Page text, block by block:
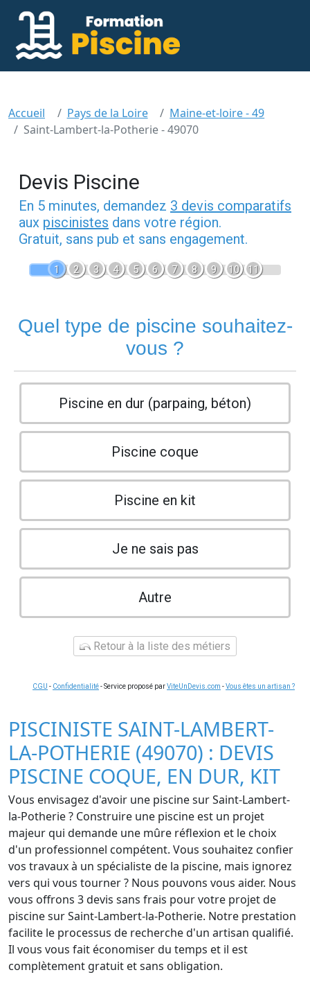
Accueil Pays de la Loire
Maine-et-loire - 49
Saint-Lambert-la-Potherie - 49070
Devis Piscine
En 5 minutes, demandez 3 devis comparatifs
aux piscinistes dans votre région.
Gratuit, sans pub et sans engagement.
1 2 3 4 5 6 7 8 9 10 11
Quel type de piscine souhaitez-
vous ?
Piscine en dur (parpaing, béton)
Piscine coque
Piscine en kit
Je ne sais pas
Autre
Retour à la liste des métiers
CGU - Confidentialité- Service proposé parViteUnDevis.com -Vous êtes un artisan ?
PISCINISTE SAINT-LAMBERT-
LA-POTHERIE (49070) : DEVIS
PISCINE COQUE, EN DUR, KIT
Vous envisagez d'avoir une piscine sur Saint-Lambert-
la-Potherie ? Construire une piscine est un projet
majeur qui demande une mûre réflexion et le choix
d'un professionnel compétent. Vous souhaitez confier
vos travaux à un spécialiste de la piscine, mais ignorez
vers qui vous tourner ? Nous pouvons vous aider. Nous
vous offrons 3 devis sans frais pour votre projet de
piscine sur Saint-Lambert-la-Potherie. Notre prestation
facilite le processus de recherche d'un artisan qualifié.
Il vous vous fait économiser du temps et il est
complètement gratuit et sans obligation.